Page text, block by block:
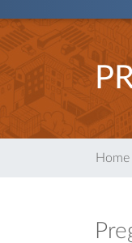
Home